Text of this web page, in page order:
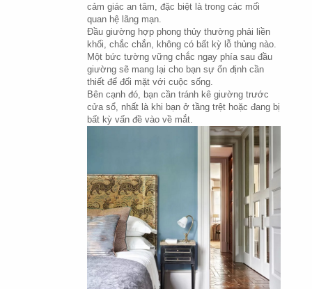
cảm giác an tâm, đặc biệt là trong các mối
quan hệ lãng mạn.
Đầu giường hợp phong thủy thường phải liền
khối, chắc chắn, không có bất kỳ lỗ thủng nào.
Một bức tường vững chắc ngay phía sau đầu
giường sẽ mang lại cho bạn sự ổn định cần
thiết để đối mặt với cuộc sống.
Bên cạnh đó, bạn cần tránh kê giường trước
cửa sổ, nhất là khi bạn ở tầng trệt hoặc đang bị
bất kỳ vấn đề vào về mắt.